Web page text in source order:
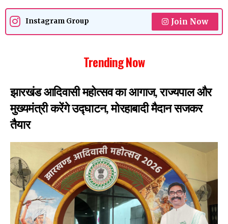
Instagram Group Join Now
Trending Now
झारखंड आदिवासी महोत्सव का आगाज, राज्यपाल और
मुख्यमंत्री करेंगे उद्घाटन, मोरहाबादी मैदान सजकर
तैयार